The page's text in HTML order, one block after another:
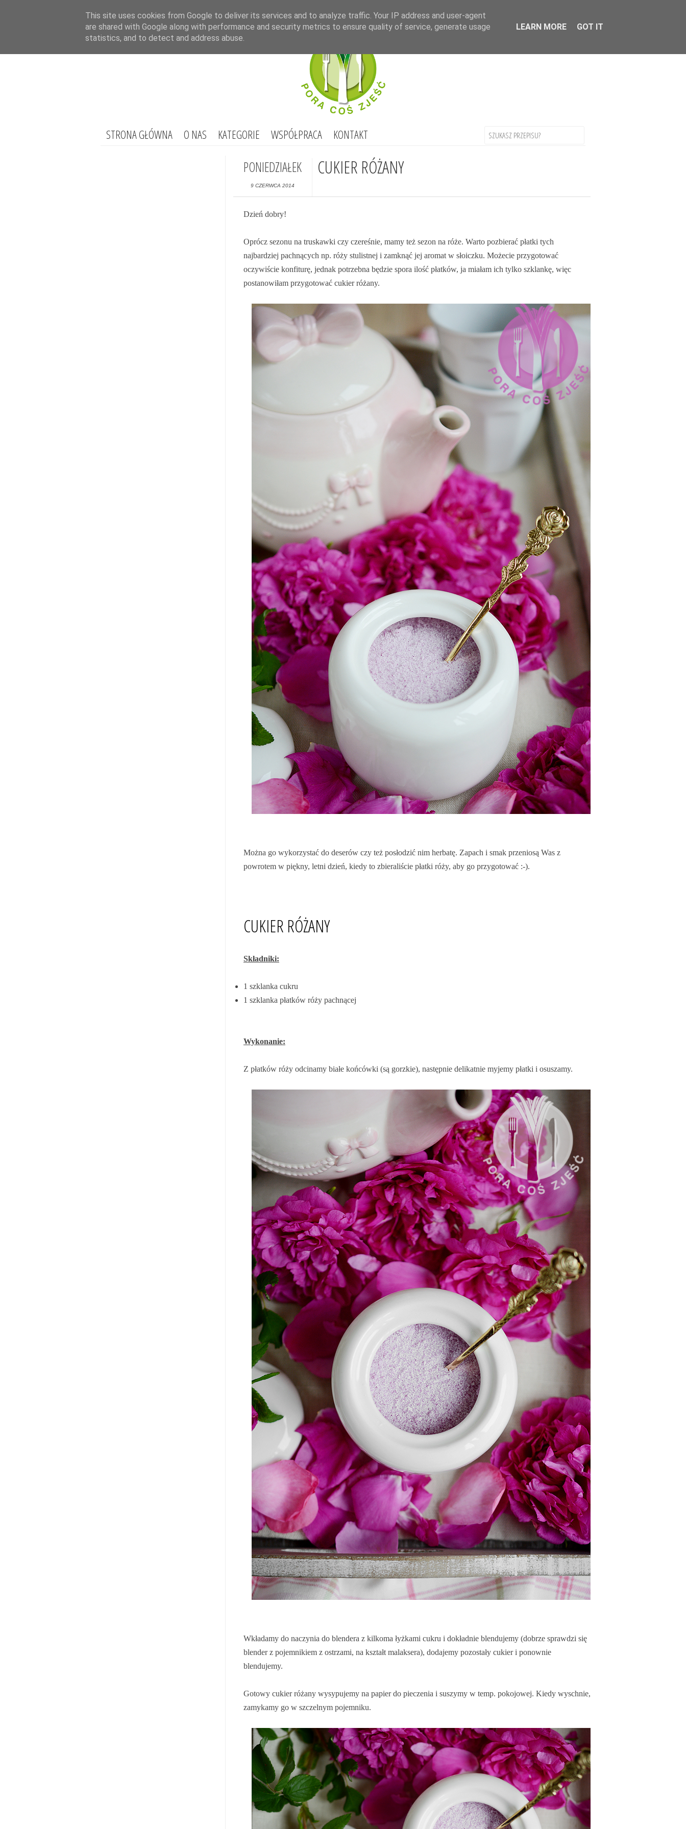
STRONA GŁÓWNA O NAS KATEGORIE WSPÓŁPRACA KONTAKT
PONIEDZIAŁEK
9 CZERWCA 2014
CUKIER RÓŻANY
Dzień dobry!
Oprócz sezonu na truskawki czy czereśnie, mamy też sezon na róże. Warto pozbierać płatki tych
najbardziej pachnących np. róży stulistnej i zamknąć jej aromat w słoiczku. Możecie przygotować
oczywiście konfiturę, jednak potrzebna będzie spora ilość płatków, ja miałam ich tylko szklankę, więc
postanowiłam przygotować cukier różany.
Można go wykorzystać do deserów czy też posłodzić nim herbatę. Zapach i smak przeniosą Was z
powrotem w piękny, letni dzień, kiedy to zbieraliście płatki róży, aby go przygotować :-).
CUKIER RÓŻANY
Składniki:
1 szklanka cukru
1 szklanka płatków róży pachnącej
Wykonanie:
Z płatków róży odcinamy białe końcówki (są gorzkie), następnie delikatnie myjemy płatki i osuszamy.
Wkładamy do naczynia do blendera z kilkoma łyżkami cukru i dokładnie blendujemy (dobrze sprawdzi się
blender z pojemnikiem z ostrzami, na kształt malaksera), dodajemy pozostały cukier i ponownie
blendujemy.
Gotowy cukier różany wysypujemy na papier do pieczenia i suszymy w temp. pokojowej. Kiedy wyschnie,
zamykamy go w szczelnym pojemniku.
This site uses cookies from Google to deliver its services and to analyze traffic. Your IP address and user-agent
are shared with Google along with performance and security metrics to ensure quality of service, generate usage
statistics, and to detect and address abuse.
LEARN MORE GOT IT